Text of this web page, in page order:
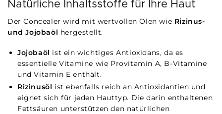
Natürliche Inhaltsstoffe für Ihre Haut
Der Concealer wird mit wertvollen Ölen wie Rizinus-
und Jojobaöl hergestellt.
Jojobaöl ist ein wichtiges Antioxidans, da es
essentielle Vitamine wie Provitamin A, B-Vitamine
und Vitamin E enthält.
Rizinusöl ist ebenfalls reich an Antioxidantien und
eignet sich für jeden Hauttyp. Die darin enthaltenen
Fettsäuren unterstützen den natürlichen